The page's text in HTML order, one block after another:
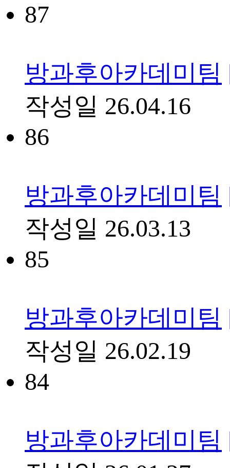
87
방과후아카데미팀
작성일 26.04.16
86
방과후아카데미팀
작성일 26.03.13
85
방과후아카데미팀
작성일 26.02.19
84
방과후아카데미팀